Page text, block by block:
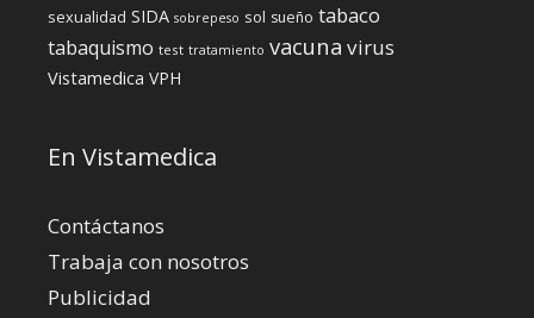
sexualidad SIDA sobrepeso sol sueño tabaco
tabaquismo test tratamiento vacuna virus
Vistamedica VPH
En Vistamedica
Contáctanos
Trabaja con nosotros
Publicidad